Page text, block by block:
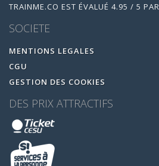
TRAINME.CO EST ÉVALUÉ 4.95 / 5 PAR
SOCIETE
MENTIONS LEGALES
CGU
GESTION DES COOKIES
DES PRIX ATTRACTIFS